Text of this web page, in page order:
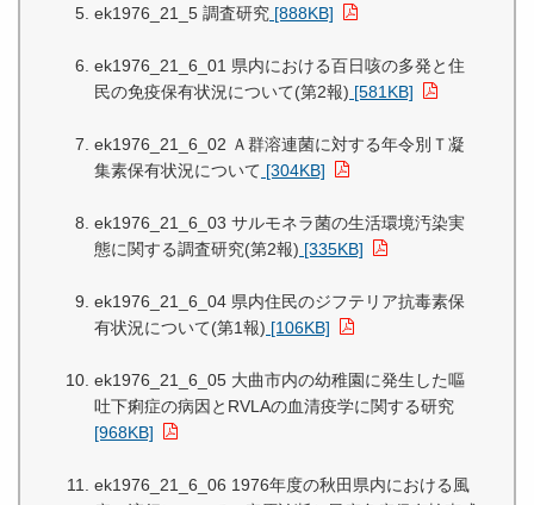
ek1976_21_5 調査研究 [888KB]
ek1976_21_6_01 県内における百日咳の多発と住
民の免疫保有状況について(第2報) [581KB]
ek1976_21_6_02 Ａ群溶連菌に対する年令別Ｔ凝
集素保有状況について [304KB]
ek1976_21_6_03 サルモネラ菌の生活環境汚染実
態に関する調査研究(第2報) [335KB]
ek1976_21_6_04 県内住民のジフテリア抗毒素保
有状況について(第1報) [106KB]
ek1976_21_6_05 大曲市内の幼稚園に発生した嘔
吐下痢症の病因とRVLAの血清疫学に関する研究
[968KB]
ek1976_21_6_06 1976年度の秋田県内における風